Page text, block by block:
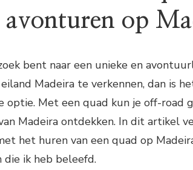
avonturen op
bent naar een unieke en
Madeira te verkennen, dan is
optie. Met een quad kun je off-road
Madeira ontdekken. In dit artikel
het huren van een quad op
die ik heb beleefd.